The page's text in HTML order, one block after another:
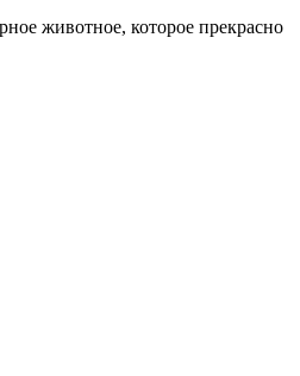
животное, которое прекрасно